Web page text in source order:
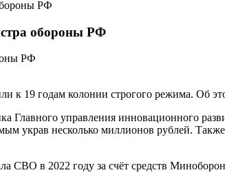
РФ
обороны РФ
к 19 годам колонии строгого режима. Об
Главного управления инновационного
украв несколько миллионов рублей.
СВО в 2022 году за счёт средств